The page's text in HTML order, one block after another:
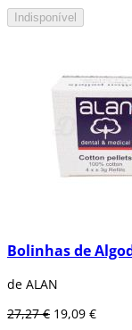
Indisponível
Bolinhas de
de ALAN
27,27 € 19,09 €